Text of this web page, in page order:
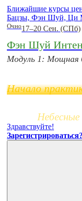
Ближайшие курсы
Бацзы, Фэн Шуй, Ци
Очно17–20 Сен. (СПб)
Фэн Шуй
Модуль 1: Мощная
Начало
Здравствуйте!
Зарегистрироваться?